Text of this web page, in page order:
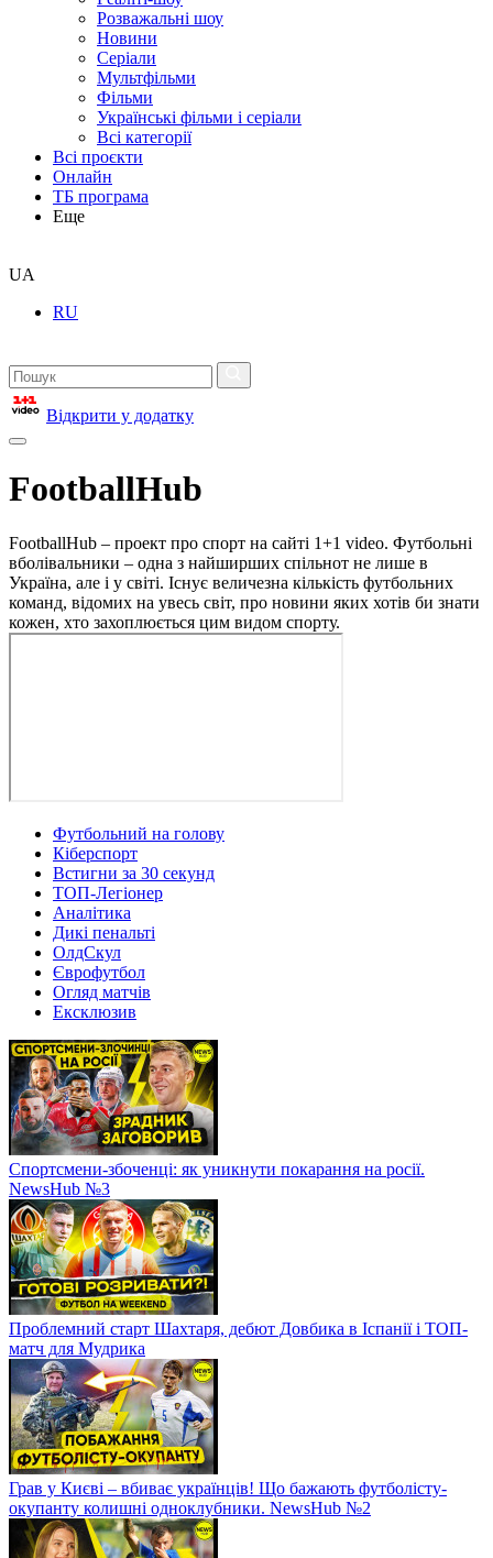
Розважальні шоу
Новини
Серіали
Мультфільми
Фільми
Українські фільми і серіали
Всі категорії
Всі проєкти
Онлайн
ТБ програма
Еще
UA
RU
Відкрити у додатку
FootballHub
FootballHub – проект про спорт на сайті 1+1 video. Футбольні
вболівальники – одна з найширших спільнот не лише в
Україна, але і у світі. Існує величезна кількість футбольних
команд, відомих на увесь світ, про новини яких хотів би знати
кожен, хто захоплюється цим видом спорту.
Футбольний на голову
Кіберспорт
Встигни за 30 секунд
ТОП-Легіонер
Аналітика
Дикі пенальті
ОлдСкул
Єврофутбол
Огляд матчів
Ексклюзив
Спортсмени-збоченці: як уникнути покарання на росії.
NewsHub №3
Проблемний старт Шахтаря, дебют Довбика в Іспанії і ТОП-
матч для Мудрика
Грав у Києві – вбиває українців! Що бажають футболісту-
окупанту колишні одноклубники. NewsHub №2